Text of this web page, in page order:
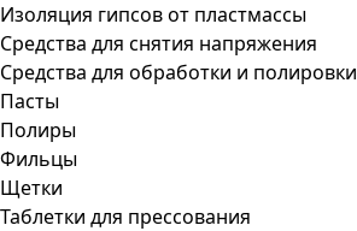
Изоляция гипсов от пластмассы
Средства для снятия напряжения
Средства для обработки и полировки
Пасты
Полиры
Фильцы
Щетки
Таблетки для прессования